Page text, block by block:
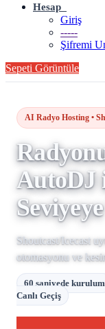
Hesap
Giriş
-----
Şifremi
Sepeti Görüntüle
AI Radyo Hosting •
AutoDJ
Seviyeye
Shoutcast/Icecast
otomasyonu ve
60 saniyede kurulum
Canlı Geçiş